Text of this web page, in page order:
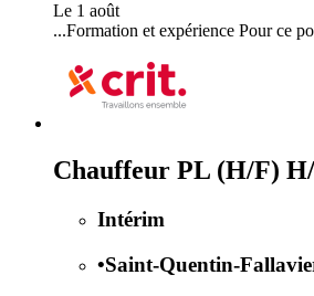
Le 1 août
...Formation et expérience Pour ce
Chauffeur PL (H/F)
Intérim
•Saint-Quentin-